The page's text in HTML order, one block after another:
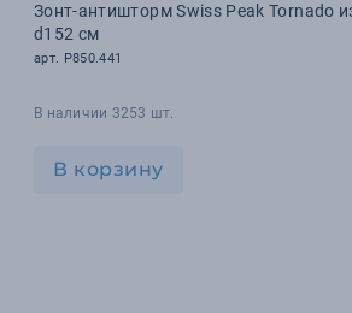
Зонт-антишторм Swiss Peak Tornado
d152 см
арт. P850.441
В наличии 3253 шт.
В корзину